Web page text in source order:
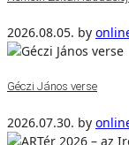
2026.08.05. by
Géczi János verse
2026.07.30. by